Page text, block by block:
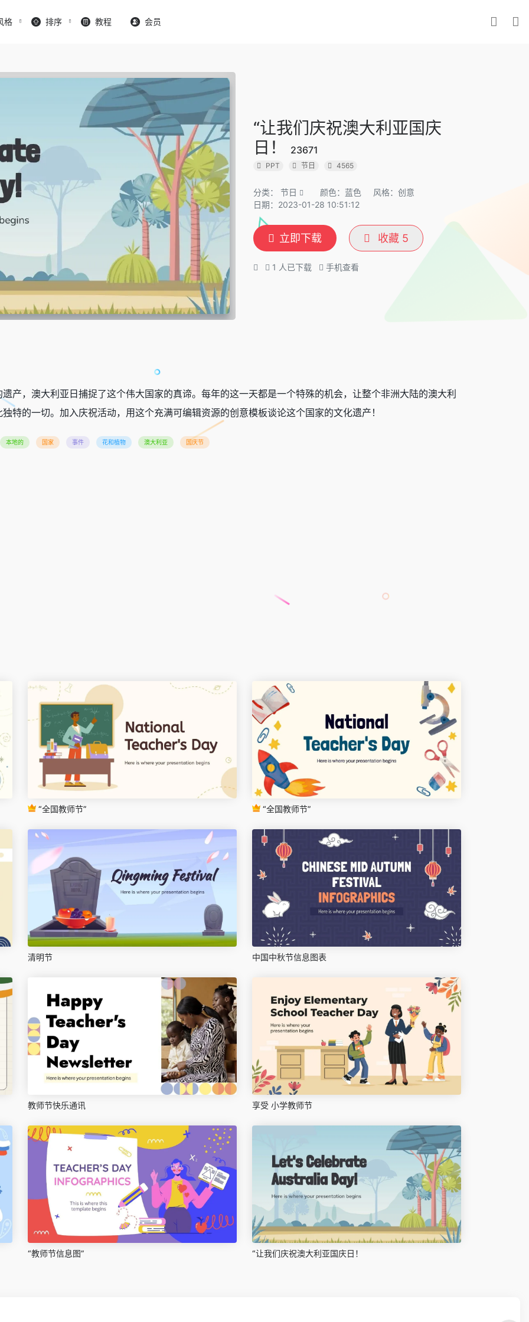
格 排序 教程 会员
“让我们庆祝澳大利亚国庆
日！
23671
PPT 节日 4565
分类： 节日 颜色：蓝色
风格：创意
日期：2023-01-28 10:51:12
立即下载 收藏 5
1 人已下载 手机查看
产，澳大利亚日捕捉了这个伟大国家的真谛。每年的这一天都是一个特殊的机会，让整个非洲大陆的澳大利
特的一切。加入庆祝活动，用这个充满可编辑资源的创意模板谈论这个国家的文化遗产！
本地的 国家 事件 花和植物 澳大利亚 国庆节
“全国教师节” “全国教师节”
清明节 中国中秋节信息图表
教师节快乐通讯 享受 小学教师节
“教师节信息图” “让我们庆祝澳大利亚国庆日！